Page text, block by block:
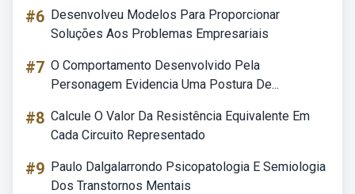
#6 Desenvolveu Modelos Para Proporcionar
Soluções Aos Problemas Empresariais
#7 O Comportamento Desenvolvido Pela
Personagem Evidencia Uma Postura De...
#8 Calcule O Valor Da Resistência Equivalente Em
Cada Circuito Representado
#9 Paulo Dalgalarrondo Psicopatologia E Semiologia
Dos Transtornos Mentais